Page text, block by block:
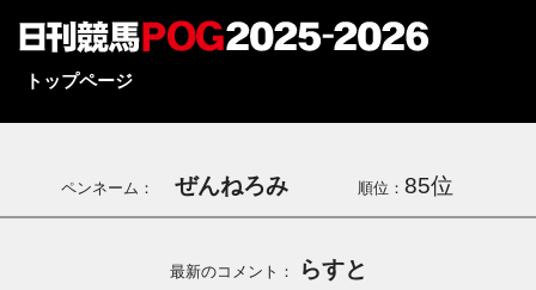
トップページ
ペンネーム： ぜんねろみ 順位： 85位
最新のコメント： らすと